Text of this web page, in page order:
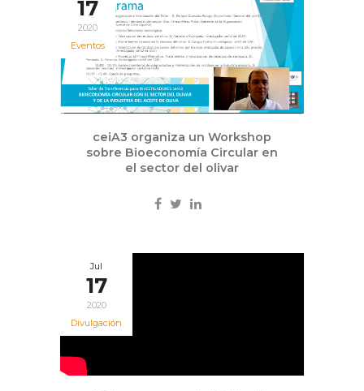
17
2020
Eventos
ceiA3 organiza un Workshop
sobre Bioeconomía Circular en
el sector del olivar
Jul
17
2020
Divulgación